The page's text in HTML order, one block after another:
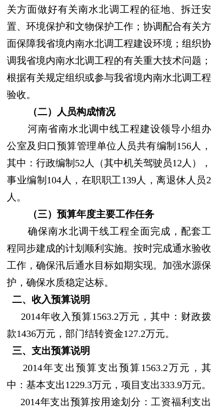
关方面做好有关南水北调工程的征地、拆迁安
置、环境保护和文物保护工作；协调配合有关方
面保障我省境内南水北调工程建设环境；组织协
调我省境内南水北调工程的有关重大技术问题；
根据有关规定组织或参与我省境内南水北调工程
验收。
（二）人员构成情况
河南省南水北调中线工程建设领导小组办
公室及归口预算管理单位人员共有编制 156人，
其中：行政编制 52 人（其中机关驾驶员12 人），
事业编制 104 人，在职职工139人，离退休人员2
人。
（三）预算年度主要工作任务
确保南水北调干线工程全面完成，配套工
程同步建成的计划顺利实施。按时完成通水验收
工作，确保汛后通水目标如期实现。加强水源保
护，确保水质稳定达标。
二、收入预算说明
2014年收入预算1563.2万元，其中：财政拨
款1436万元，部门结转资金127.2万元。
三、支出预算说明
2014年支出预算支出预算1563.2万元，其
中：基本支出1229.3万元，项目支出333.9万元。
2014年支出预算按用途划分：工资福利支出